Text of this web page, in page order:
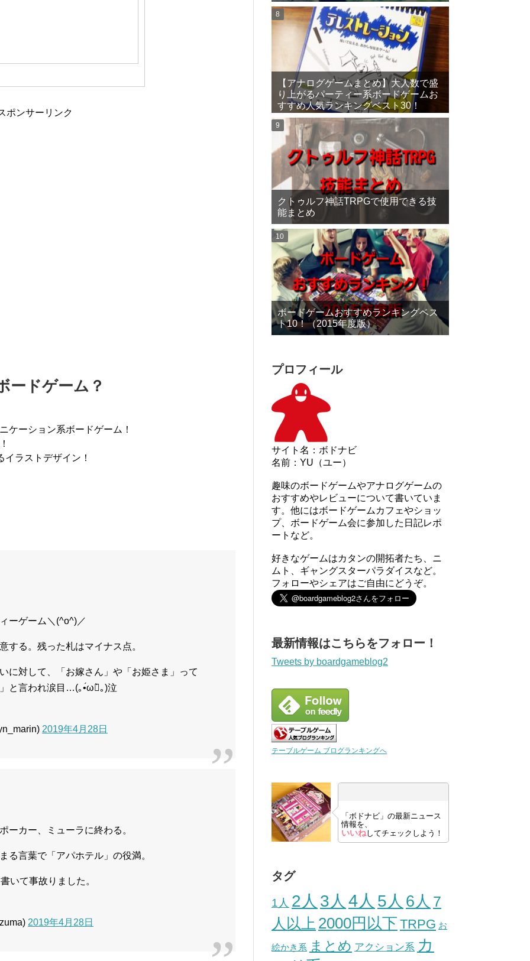
ポンサーリンク
ードゲーム？
ケーション系ボードゲーム！
イラストデザイン！
ーゲーム＼(^o^)／
する。残った札はマイナス点。
に対して、「お嫁さん」や「お姫さま」って
と言われ涙目…(｡•́ωก̀｡)泣
2019年4月28日
ーカー、ミューラに終わる。
る言葉で「アパホテル」の役満。
いて事故りました。
2019年4月28日
【アナログゲームまとめ】大人数で盛
り上がるパーティー系ボードゲームお
すすめ人気ランキングベスト30！
クトゥルフ神話TRPGで使用できる技
能まとめ
ボードゲームおすすめランキングベス
ト10！（2015年度版）
プロフィール
サイト名：ボドナビ
名前：YU（ユー）
趣味のボードゲームやアナログゲームの
おすすめやレビューについて書いていま
す。他にはボードゲームカフェやショッ
プ、ボードゲーム会に参加した日記レポ
ートなど。
好きなゲームはカタンの開拓者たち、ニ
ムト、ギャングスターパラダイスなど。
フォローやシェアはご自由にどうぞ。
最新情報はこちらをフォロー！
Tweets by boardgameblog2
テーブルゲーム ブログランキングへ
「ボドナビ」の最新ニュース
情報を、
いいねしてチェックしよう！
タグ
1人 2人 3人 4人 5人 6人 7
人以上 2000円以下 TRPG お
絵かき系 まとめ アクション系 カ